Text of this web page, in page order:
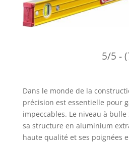
5/5 -
Dans le monde de la
précision est essentielle pour
impeccables. Le niveau à bulle
sa structure en aluminium
haute qualité et ses poignées